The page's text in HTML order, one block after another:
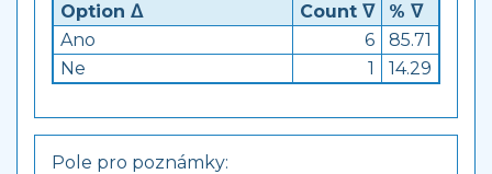
Option ᐃ Count ᐁ
% ᐁ
Ano
6
85.71
Ne
1 14.29
Pole pro poznámky: